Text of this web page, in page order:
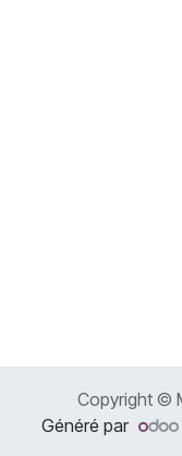
Copyright ©
Généré par